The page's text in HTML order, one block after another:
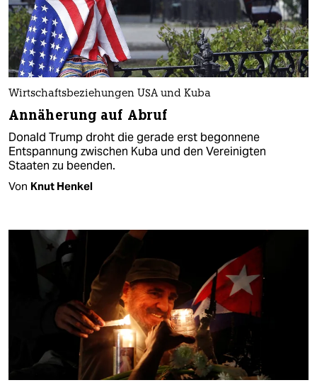
Wirtschaftsbeziehungen USA und Kuba
Annäherung auf Abruf
Donald Trump droht die gerade erst begonnene
Entspannung zwischen Kuba und den Vereinigten
Staaten zu beenden.
Von Knut Henkel